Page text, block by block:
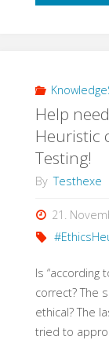
Help
Heuristic
Testing!
By Testhexe
21.
Is “according
correct? The
ethical? The
tried to